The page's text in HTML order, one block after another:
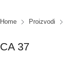
Home Proizvodi
CA 37